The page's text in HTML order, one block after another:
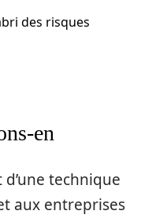
des risques
en
d’une technique
aux entreprises